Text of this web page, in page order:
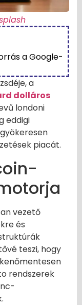
a Google-
a
dolláros
londoni
eddigi
piacát.
vezető
és
teszi, hogy
rendszerek